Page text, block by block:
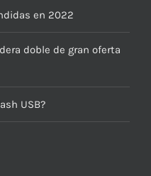
en 2022
doble de gran oferta
USB?